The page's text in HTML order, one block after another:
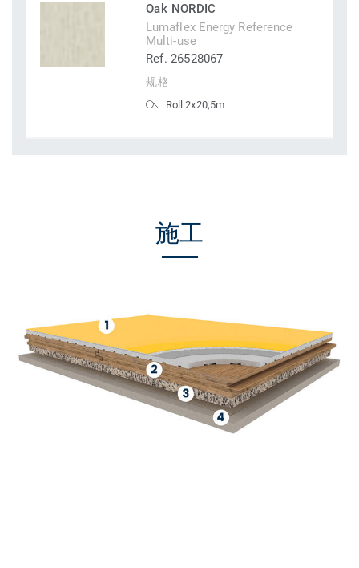
Oak NORDIC
Lumaflex Energy Reference
Multi-use
Ref. 26528067
规格
Roll 2x20,5m
施工